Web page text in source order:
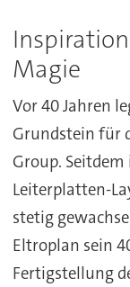
Magie
Vor 40 Jahren
Grundstein für
Group.
Leiterplatten-
stetig
Eltroplan sein
Fertigstellung